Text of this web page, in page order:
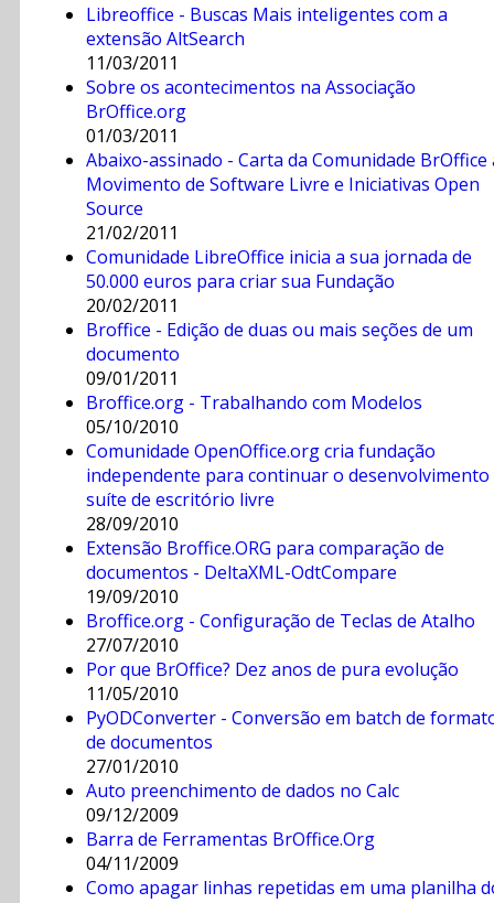
Libreoffice - Buscas Mais inteligentes com a
extensão AltSearch
11/03/2011
Sobre os acontecimentos na Associação
BrOffice.org
01/03/2011
Abaixo-assinado - Carta da Comunidade BrOffice
Movimento de Software Livre e Iniciativas Open
Source
21/02/2011
Comunidade LibreOffice inicia a sua jornada de
50.000 euros para criar sua Fundação
20/02/2011
Broffice - Edição de duas ou mais seções de um
documento
09/01/2011
Broffice.org - Trabalhando com Modelos
05/10/2010
Comunidade OpenOffice.org cria fundação
independente para continuar o desenvolvimento
suíte de escritório livre
28/09/2010
Extensão Broffice.ORG para comparação de
documentos - DeltaXML-OdtCompare
19/09/2010
Broffice.org - Configuração de Teclas de Atalho
27/07/2010
Por que BrOffice? Dez anos de pura evolução
11/05/2010
PyODConverter - Conversão em batch de
de documentos
27/01/2010
Auto preenchimento de dados no Calc
09/12/2009
Barra de Ferramentas BrOffice.Org
04/11/2009
Como apagar linhas repetidas em uma planilha